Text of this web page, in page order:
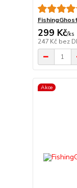
299 Kč/ks
247 Kč bez
Akce